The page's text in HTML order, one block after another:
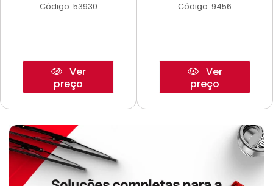
Código: 53930
Ver
preço
Código: 9456
Ver
preço